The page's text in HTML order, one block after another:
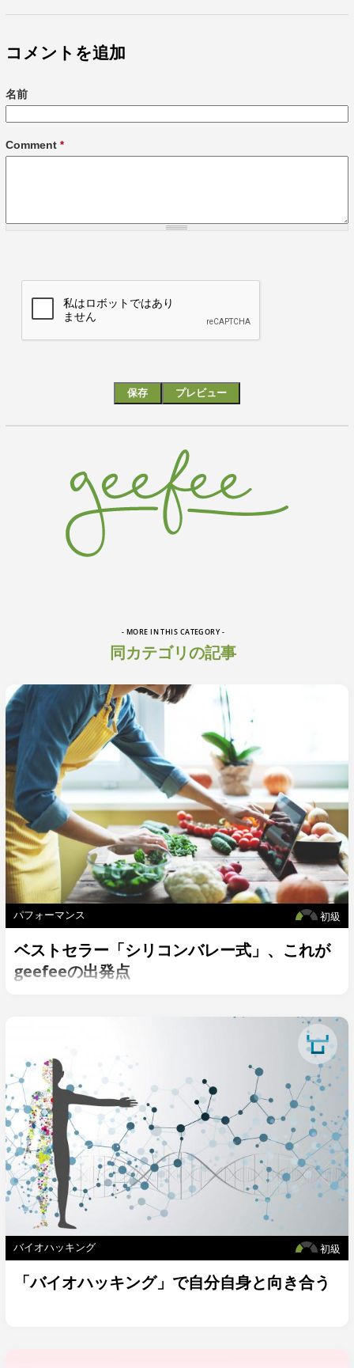
コメントを追加
名前
Comment *
- MORE IN THIS CATEGORY -
同カテゴリの記事
初級
パフォーマンス
ベストセラー「シリコンバレー式」、これが
geefeeの出発点
初級
バイオハッキング
「バイオハッキング」で自分自身と向き合う